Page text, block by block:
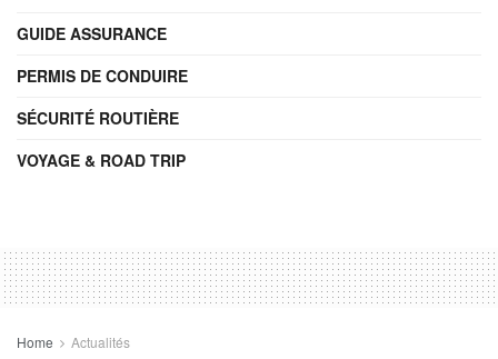
GUIDE ASSURANCE
PERMIS DE CONDUIRE
SÉCURITÉ ROUTIÈRE
VOYAGE & ROAD TRIP
Home Actualités